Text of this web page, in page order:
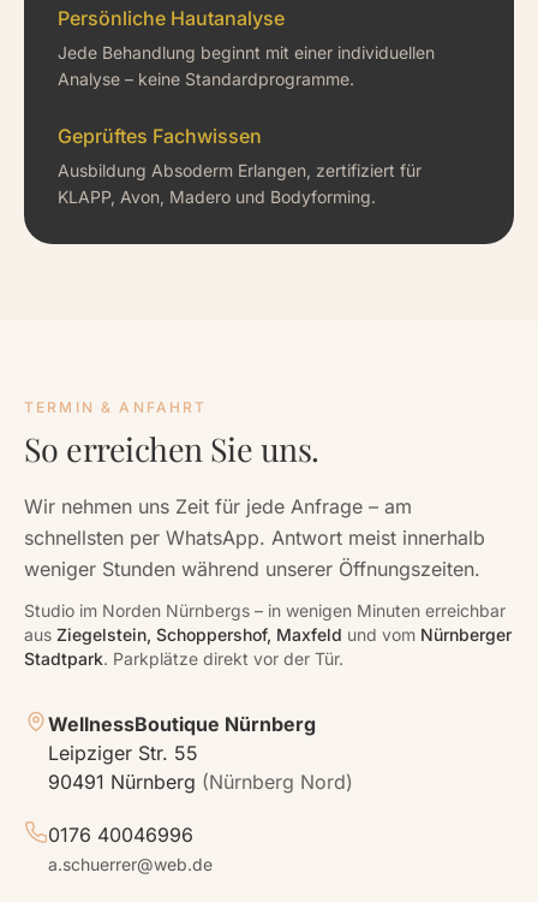
Persönliche Hautanalyse
Jede Behandlung beginnt mit einer individuellen
Analyse – keine Standardprogramme.
Geprüftes Fachwissen
Ausbildung Absoderm Erlangen, zertifiziert für
KLAPP, Avon, Madero und Bodyforming.
TERMIN & ANFAHRT
So erreichen Sie uns.
Wir nehmen uns Zeit für jede Anfrage – am
schnellsten per WhatsApp. Antwort meist innerhalb
weniger Stunden während unserer Öffnungszeiten.
Studio im Norden Nürnbergs – in wenigen Minuten erreichbar
aus Ziegelstein, Schoppershof, Maxfeld und vom Nürnberger
Stadtpark. Parkplätze direkt vor der Tür.
WellnessBoutique Nürnberg
Leipziger Str. 55
90491 Nürnberg (Nürnberg Nord)
0176 40046996
a.schuerrer@web.de